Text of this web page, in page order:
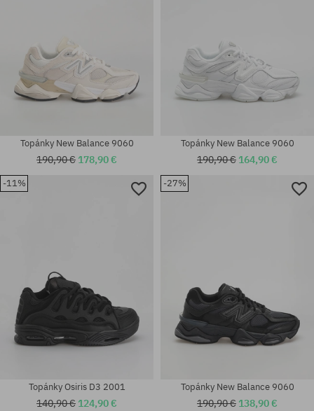
Topánky New Balance 9060
190,90 € 178,90 €
Topánky New Balance 9060
190,90 € 164,90 €
-11%
Topánky Osiris D3 2001
140,90 € 124,90 €
-27%
Topánky New Balance 9060
190,90 € 138,90 €